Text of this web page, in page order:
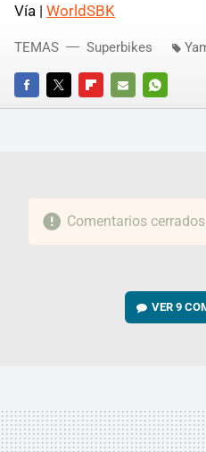
Vía | WorldSBK
FACEBOOKTWITTERFLIPBOARD
E-
WHATSAPP
TEMAS Superbikes
Comentarios cerrados
VER9